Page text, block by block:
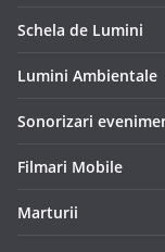
Schela de Lumini
Lumini Ambientale
Sonorizari
Filmari Mobile
Marturii